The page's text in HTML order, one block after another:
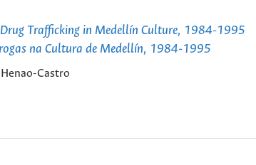
Trafficking in Medellín Culture, 1984-1995
na Cultura de Medellín, 1984-1995
Castro